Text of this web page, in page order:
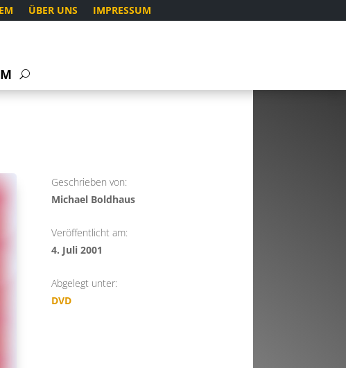
ÜBER UNS IMPRESSUM
Geschrieben von:
Michael Boldhaus
Veröffentlicht am:
4. Juli 2001
Abgelegt unter:
DVD